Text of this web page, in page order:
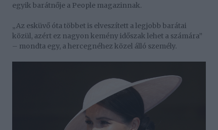
egyik barátnője a People magazinnak.
„Az esküvő óta többet is elveszített a legjobb barátai
közül, azért ez nagyon kemény időszak lehet a számára”
– mondta egy, a hercegnéhez közel álló személy.